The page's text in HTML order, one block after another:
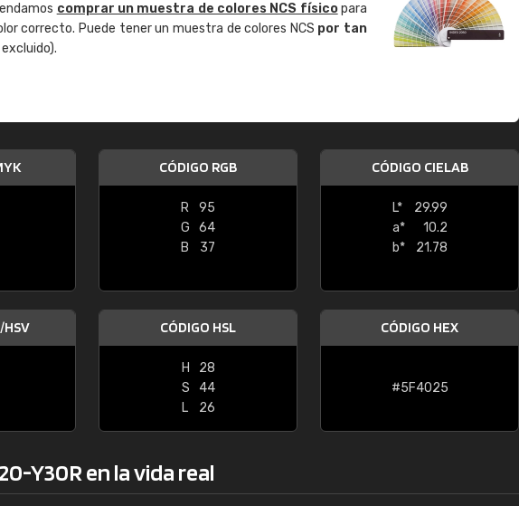
comprar un muestra de colores NCS físicopara
correcto. Puede tener un muestra de colores NCS por tan
excluido).
CÓDIGO RGB
R
95
G
64
B
37
CÓDIGO CIELAB
L*
29.99
a*
10.2
b*
21.78
HSV CÓDIGO HSL
H
28
S
44
L
26
CÓDIGO HEX
#5F4025
Y30R en la vida real
"Buen servicio. No obstante No es fácil
encontrar/comprar lo que se busca"